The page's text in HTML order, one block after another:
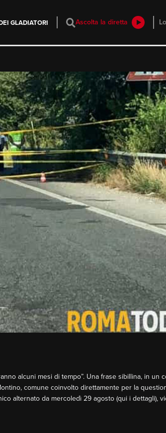
GLADIATORI Ascolta la diretta
alcuni mesi di tempo”. Una frase sibillina, in un
comune coinvolto direttamente per la
alternato da mercoledì 29 agosto (qui i dettagli),